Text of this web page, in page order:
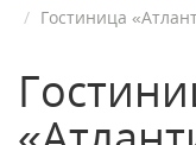
Гостиница